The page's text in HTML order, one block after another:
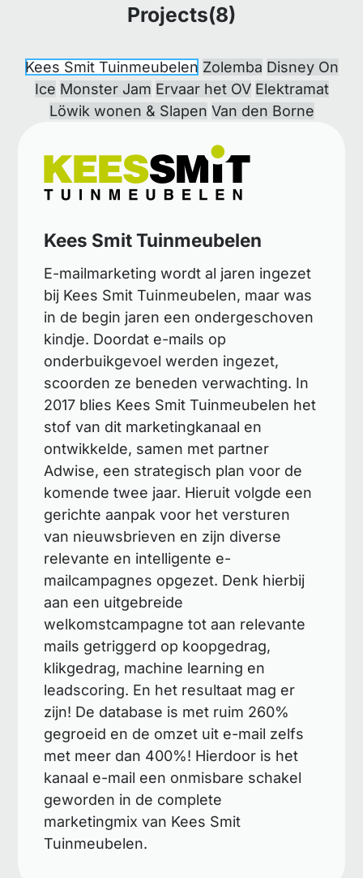
Projects(8)
Kees Smit Tuinmeubelen Zolemba Disney On
Ice Monster Jam Ervaar het OV Elektramat
Löwik wonen & Slapen Van den Borne
Kees Smit Tuinmeubelen
E-mailmarketing wordt al jaren ingezet
bij Kees Smit Tuinmeubelen, maar was
in de begin jaren een ondergeschoven
kindje. Doordat e-mails op
onderbuikgevoel werden ingezet,
scoorden ze beneden verwachting. In
2017 blies Kees Smit Tuinmeubelen het
stof van dit marketingkanaal en
ontwikkelde, samen met partner
Adwise, een strategisch plan voor de
komende twee jaar. Hieruit volgde een
gerichte aanpak voor het versturen
van nieuwsbrieven en zijn diverse
relevante en intelligente e-
mailcampagnes opgezet. Denk hierbij
aan een uitgebreide
welkomstcampagne tot aan relevante
mails getriggerd op koopgedrag,
klikgedrag, machine learning en
leadscoring. En het resultaat mag er
zijn! De database is met ruim 260%
gegroeid en de omzet uit e-mail zelfs
met meer dan 400%! Hierdoor is het
kanaal e-mail een onmisbare schakel
geworden in de complete
marketingmix van Kees Smit
Tuinmeubelen.